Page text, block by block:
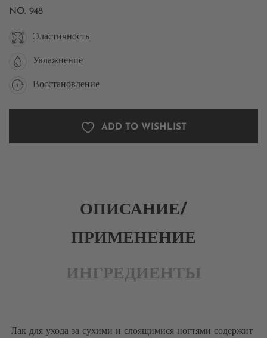
NO. 948
Эластичность
Увлажнение
Восстановление
ADD TO WISHLIST
ОПИСАНИЕ/
ПРИМЕНЕНИЕ
ИНГРЕДИЕНТЫ
Лак для ухода за сухими и слоящимися ногтями содержит